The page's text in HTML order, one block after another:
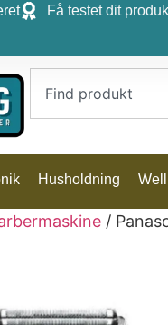
Få testet dit
Husholdning
/